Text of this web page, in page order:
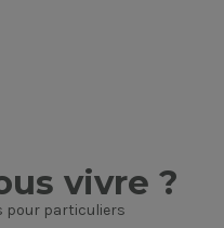
vivre ?
pour particuliers